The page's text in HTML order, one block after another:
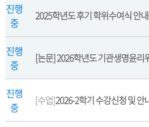
진행
중
2025학년도 후기 학위수여식 안내
진행
중
진행
중
[수업]